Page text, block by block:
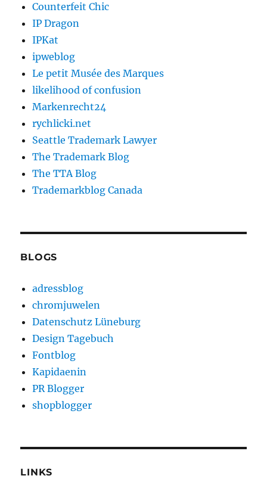
Counterfeit Chic
IP Dragon
IPKat
ipweblog
Le petit Musée des Marques
likelihood of confusion
Markenrecht24
rychlicki.net
Seattle Trademark Lawyer
The Trademark Blog
The TTA Blog
Trademarkblog Canada
BLOGS
adressblog
chromjuwelen
Datenschutz Lüneburg
Design Tagebuch
Fontblog
Kapidaenin
PR Blogger
shopblogger
LINKS